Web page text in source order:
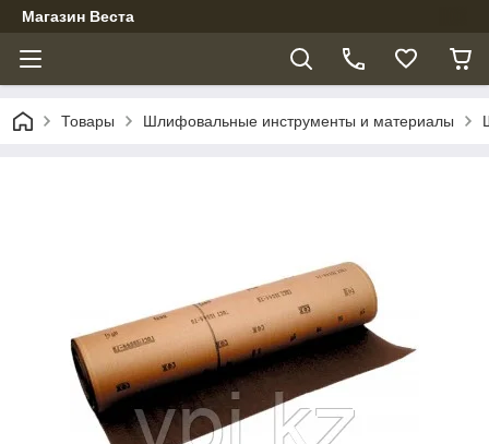
Магазин Веста
Товары Шлифовальные инструменты и материалы